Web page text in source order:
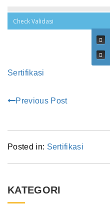
Sertifikasi
Previous Post
Posted in: Sertifikasi
KATEGORI